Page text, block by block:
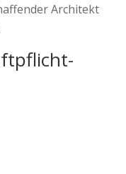
Architekt